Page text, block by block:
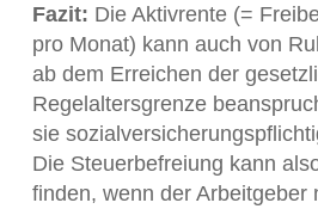
Fazit: Die Aktivrente (=
pro Monat) kann auch von
ab dem Erreichen der
Regelaltersgrenze
sie
Die Steuerbefreiung kann
finden, wenn der Arbeitgeber